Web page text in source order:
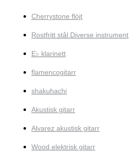
Cherrystone flöjt
Rostfritt stål Diverse instrument
E♭ klarinett
flamencogitarr
shakuhachi
Akustisk gitarr
Alvarez akustisk gitarr
Wood elektrisk gitarr